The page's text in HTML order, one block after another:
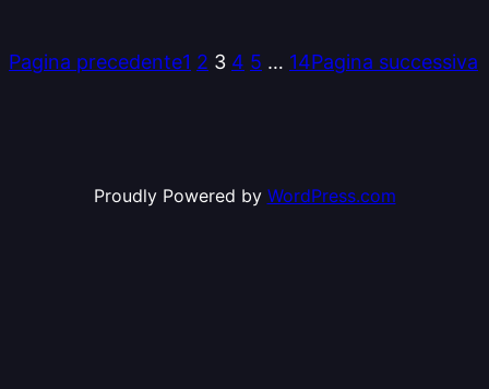
Pagina precedente1 2 3 4 5 … 14Pagina successiva
Proudly Powered by WordPress.com